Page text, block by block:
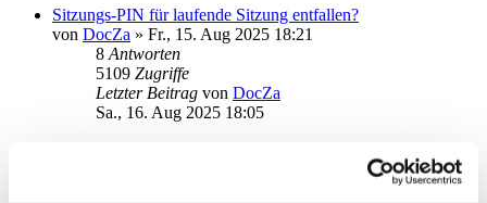
Sitzungs-PIN für laufende Sitzung entfallen?
von DocZa » Fr., 15. Aug 2025 18:21
8 Antworten
5109 Zugriffe
Letzter Beitrag von DocZa
Sa., 16. Aug 2025 18:05